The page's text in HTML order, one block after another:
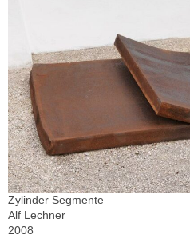
Zylinder Segmente
Alf Lechner
2008